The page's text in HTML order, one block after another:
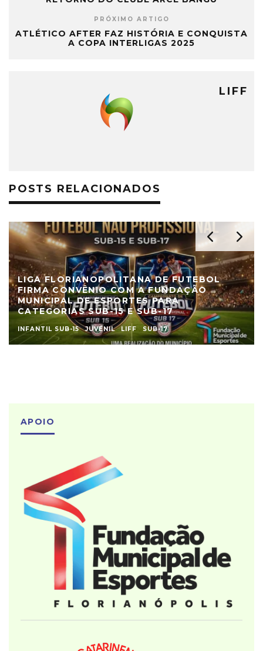
PRÓXIMO ARTIGO
ATLÉTICO AFTER FAZ HISTÓRIA E CONQUISTA
A COPA INTERLIGAS 2025
LIFF
POSTS RELACIONADOS
LIGA FLORIANOPOLITANA DE FUTEBOL
FIRMA CONVÊNIO COM A FUNDAÇÃO
MUNICIPAL DE ESPORTES PARA
CATEGORIAS SUB-15 E SUB-17
INFANTIL SUB-15 JUVENIL LIFF SUB-17
APOIO